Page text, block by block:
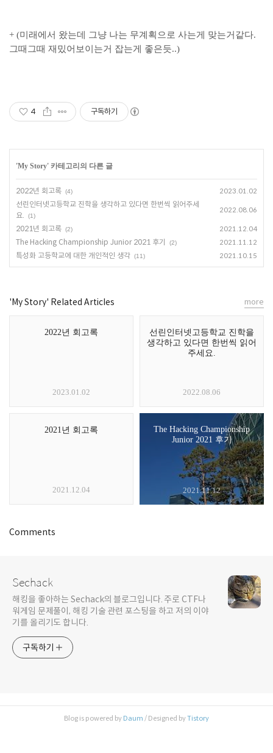
+ (미래에서 왔는데 그냥 나는 무계획으로 사는게 맞는거같다.
그때그때 재밌어보이는거 잡는게 좋은듯..)
4 구독하기
'My Story' 카테고리의 다른 글
2022년 회고록 (4) 2023.01.02
선린인터넷고등학교 진학을 생각하고 있다면 한번씩 읽어주세
요.
(1)
2022.08.06
2021년 회고록 (2) 2021.12.04
The Hacking Championship Junior 2021 후기 (2) 2021.11.12
특성화 고등학교에 대한 개인적인 생각 (11) 2021.10.15
'My Story' Related Articles
2022년 회고록
2023.01.02
선린인터넷고등학교 진학을
생각하고 있다면 한번씩 읽어
주세요.
2022.08.06
2021년 회고록
2021.12.04
The Hacking Championship
Junior 2021 후기
2021.11.12
more
Comments
Sechack
해킹을 좋아하는 Sechack의 블로그입니다. 주로 CTF나
워게임 문제풀이, 해킹 기술 관련 포스팅을 하고 저의 이야
기를 올리기도 합니다.
구독하기
Blog is powered by Daum / Designed byTistory